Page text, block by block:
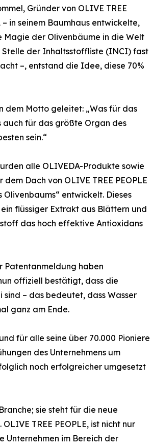
Gründer von OLIVE TREE
in seinem Baumhaus entwickelte,
Magie der Olivenbäume in die Welt
Stelle der Inhaltsstoffliste (INCI) fast
–, entstand die Idee, diese 70%
dem Motto geleitet: „Was für das
auch für das größte Organ des
sein.“
alle OLIVEDA-Produkte sowie
Dach von OLIVE TREE PEOPLE
Olivenbaums“ entwickelt. Dieses
flüssiger Extrakt aus Blättern und
das hoch effektive Antioxidans
Patentanmeldung haben
offiziell bestätigt, dass die
sind – das bedeutet, dass Wasser
ganz am Ende.
für alle seine über 70.000 Pioniere
des Unternehmens um
noch erfolgreicher umgesetzt
sie steht für die neue
TREE PEOPLE, ist nicht nur
Unternehmen im Bereich der